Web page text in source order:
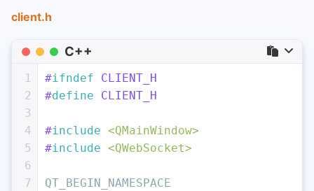
client.h
C++
1
2
3
4
5
6
7
#ifndef CLIENT_H
#define CLIENT_H
#include <QMainWindow>
#include <QWebSocket>
QT_BEGIN_NAMESPACE